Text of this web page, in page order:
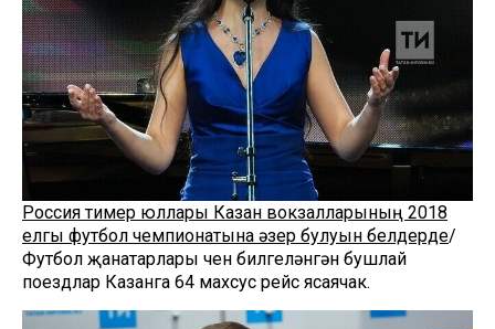
Россия тимер юллары Казан вокзалларының 2018
елгы футбол чемпионатына әзер булуын белдерде/
Футбол җанатарлары өчен билгеләнгән бушлай
поездлар Казанга 64 махсус рейс ясаячак.